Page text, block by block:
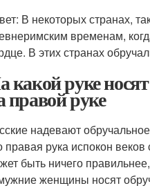
В некоторых странах,
временам,
В этих странах
какой руке
правой руке
надевают
правая рука испокон
быть ничего
женщины носят